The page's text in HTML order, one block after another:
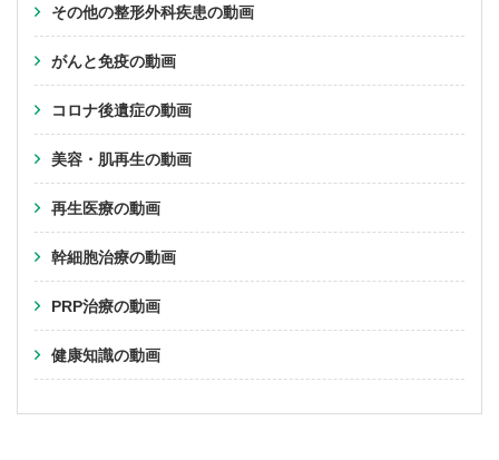
その他の整形外科疾患の動画
がんと免疫の動画
コロナ後遺症の動画
美容・肌再生の動画
再生医療の動画
幹細胞治療の動画
PRP治療の動画
健康知識の動画